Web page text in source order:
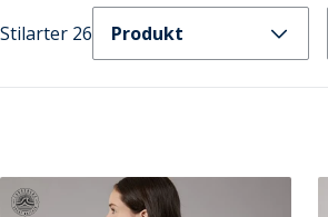
Stilarter 26 Produkt